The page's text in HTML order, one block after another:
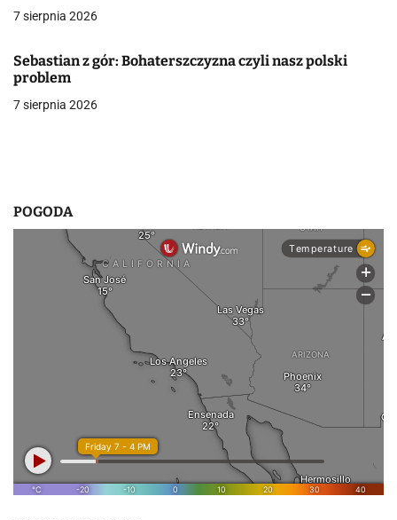
p
s
u
7 sierpnia 2026
Sebastian z gór: Bohaterszczyzna czyli nasz polski
problem
7 sierpnia 2026
POGODA